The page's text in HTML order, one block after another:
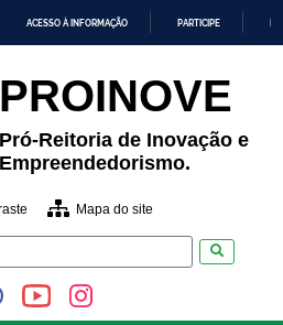
CONTEÚDO
ACESSO À INFORMAÇÃO PARTICIPE
PROINOVE
Pró-Reitoria de Inovação e
Empreendedorismo.
Mapa do site